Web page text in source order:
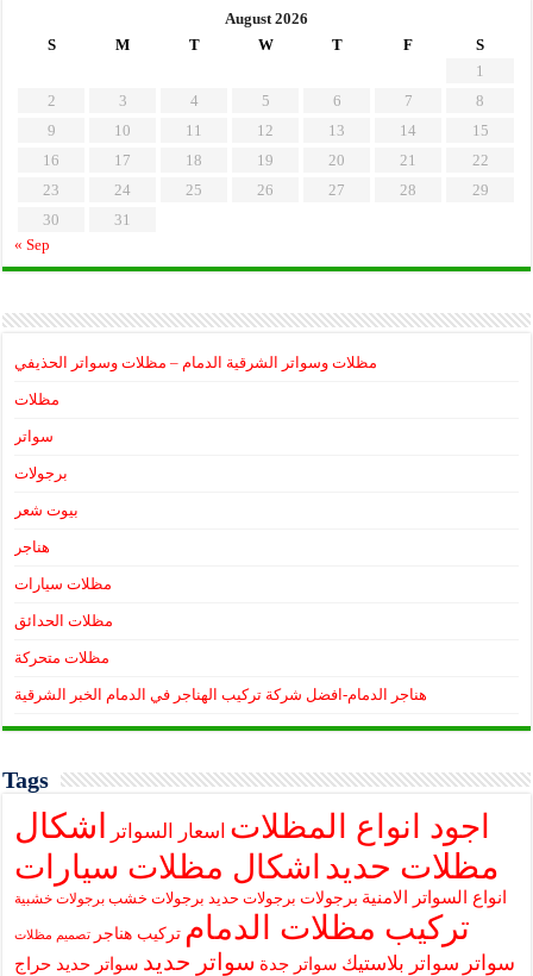
August 2026
S
M T W T F
S
1
2
3 4 5 6 7
8
9
10 11 12 13 14
15
16
17 18 19 20 21
22
23
24 25 26 27 28
29
30
31
« Sep
مظلات وسواتر الشرقية الدمام – مظلات وسواتر الحذيفي
مظلات
سواتر
برجولات
بيوت شعر
هناجر
مظلات سيارات
مظلات الحدائق
مظلات متحركة
هناجر الدمام-افضل شركة تركيب الهناجر في الدمام الخبر الشرقية
Tags
اجود انواع المظلات اسعار السواتر
اشكال
مظلات حديد اشكال مظلات سيارات
انواع السواتر الامنية برجولات برجولات حديد برجولات خشب برجولات خشبية
تركيب مظلات الدمام تركيب هناجر تصميم مظلات
سواتر سواتر بلاستيك سواتر جدة سواتر حديد سواتر حديد حراج